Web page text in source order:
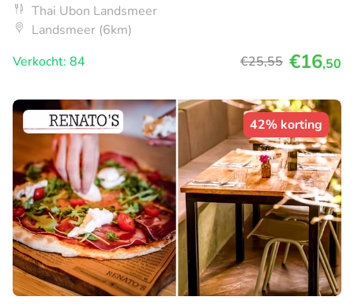
Thai Ubon Landsmeer
Landsmeer (6km)
Verkocht: 84
€25,55 €16,50
42% korting